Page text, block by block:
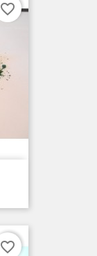
favorite_border
favorite_border